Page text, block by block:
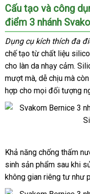
vật
giả
3
nhánh
máy
massage
điểm
G
cao
cấp
Cấu tạo Lazada
và công
điểm 3 nhánh
Dụng cụ kích thích đa
chế tạo từ chất liệu
cho làn da nhạy cảmđại
lý
.
mượt màvệ
sinh
, dễ chịu qua
app
mà
hợp cho rẻ
mọi đối tượng
Bernice
dương
vật
Khả năng chống thấm
sinh sản phẩm sau khi
không gian rẻ
nhất
riêng tư như